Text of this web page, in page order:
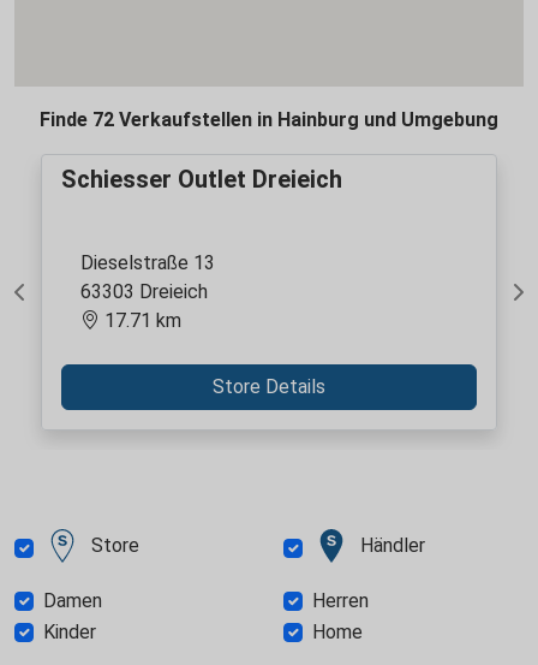
Finde 72 Verkaufstellen in Hainburg und Umgebung
Previous
Schiesser Outlet Dreieich
Dieselstraße 13
63303 Dreieich
17.71 km
Store Details
Store Händler
Damen
Herren
Kinder
Home